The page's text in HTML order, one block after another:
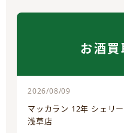
お酒買
2026/08/09
マッカラン 12年 シェリ
浅草店